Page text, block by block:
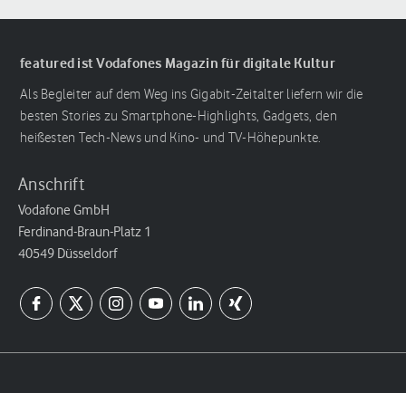
featured ist Vodafones Magazin für digitale Kultur
Als Begleiter auf dem Weg ins Gigabit-Zeitalter liefern wir die
besten Stories zu Smartphone-Highlights, Gadgets, den
heißesten Tech-News und Kino- und TV-Höhepunkte.
Anschrift
Vodafone GmbH
Ferdinand-Braun-Platz 1
40549 Düsseldorf